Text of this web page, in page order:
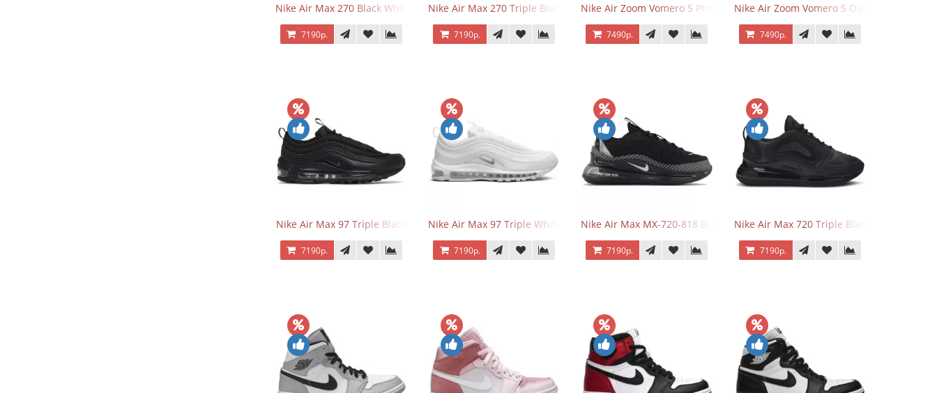
Nike Air Max 270 Black White
7190р.
Nike Air Max 270 Triple Black
7190р.
Nike Air Zoom Vomero 5 Photon Dust Pink Foam
7490р.
Nike Air Zoom Vomero 5 Oatmeal
7490р.
Nike Air Max 97 Triple Black
7190р.
Nike Air Max 97 Triple White
7190р.
Nike Air Max MX-720-818 Black
7190р.
Nike Air Max 720 Triple Black
7190р.